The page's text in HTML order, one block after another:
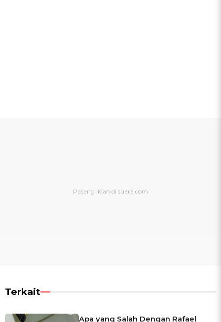
Terkait
Apa yang Salah Dengan Rafael